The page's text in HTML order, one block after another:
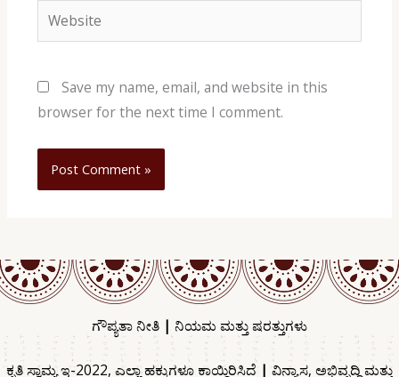
Website
Save my name, email, and website in this
browser for the next time I comment.
ಗೌಪ್ಯತಾ ನೀತಿ | ನಿಯಮ ಮತ್ತು ಷರತ್ತುಗಳು
ಕೃತಿ ಸ್ವಾಮ್ಯ ಇ-2022, ಎಲ್ಲಾ ಹಕ್ಕುಗಳೂ ಕಾಯ್ದಿರಿಸಿದೆ | ವಿನ್ಯಾಸ, ಅಭಿವೃದ್ಧಿ ಮತ್ತು